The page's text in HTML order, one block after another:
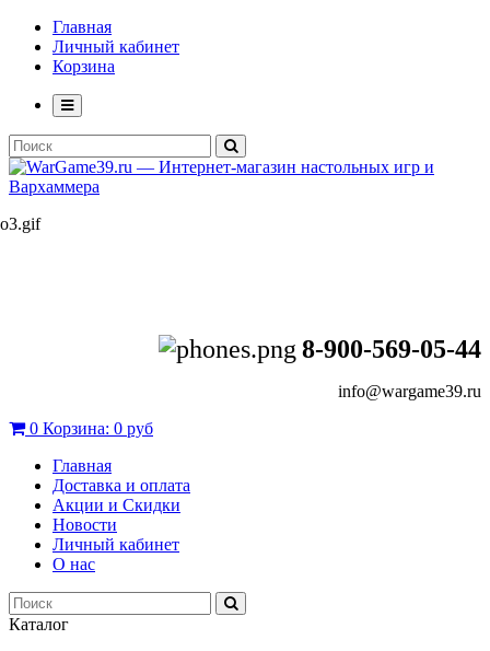
Главная
Личный кабинет
Корзина
8-900-569-05-44
info@wargame39.ru
0 Корзина: 0 руб
Главная
Доставка и оплата
Акции и Скидки
Новости
Личный кабинет
О нас
Каталог